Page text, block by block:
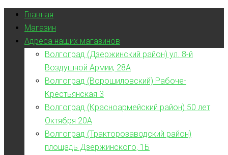
Главная
Магазин
Адреса наших магазинов
Волгоград (Дзержинский район) ул. 8-й
Воздушной Армии, 28А
Волгоград (Ворошиловский) Рабоче-
Крестьянская 3
Волгоград (Красноармейский район) 50 лет
Октября 20А
Волгоград (Тракторозаводский район)
площадь Дзержинского, 1Б